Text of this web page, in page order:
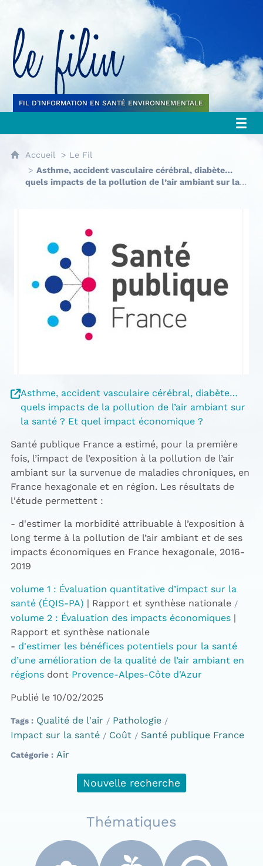
FIL D’INFORMATION EN SANTÉ ENVIRONNEMENTALE
Accueil
Le Fil
Asthme, accident vasculaire cérébral, diabète…
quels impacts de la pollution de l’air ambiant sur la
Asthme, accident vasculaire cérébral, diabète…
quels impacts de la pollution de l’air ambiant sur
la santé ? Et quel impact économique ?
Santé publique France a estimé, pour la première
fois, l’impact de l’exposition à la pollution de l’air
ambiant sur la survenue de maladies chroniques, en
France hexagonale et en région. Les résultats de
l'étude permettent :
- d'estimer la morbidité attribuable à l’exposition à
long terme à la pollution de l’air ambiant et de ses
impacts économiques en France hexagonale, 2016-
2019
volume 1 : Évaluation quantitative d’impact sur la
santé (ÉQIS-PA) | Rapport et synthèse nationale
volume 2 : Évaluation des impacts économiques|
Rapport et synthèse nationale
- d'estimer les bénéfices potentiels pour la santé
d’une amélioration de la qualité de l’air ambiant en
régionsdont Provence-Alpes-Côte d'Azur
Publié le 10/02/2025
Tags Qualité de l'air
Pathologie
Impact sur la santé
Coût Santé publique France
Catégorie Air
Nouvelle recherche
Thématiques